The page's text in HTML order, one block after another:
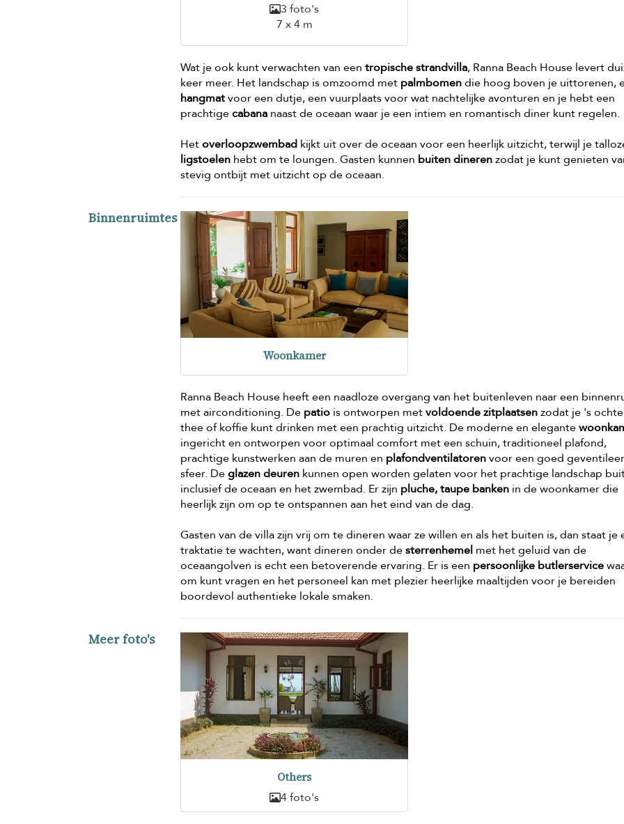
3 foto's
7 x 4 m
Wat je ook kunt verwachten van eentropische strandvilla, Ranna Beach House levert
keer meer. Het landschap is omzoomd met palmbomendie hoog boven je uittorenen,
hangmatvoor een dutje, een vuurplaats voor wat nachtelijke avonturen en je hebt een
prachtigecabana naast de oceaan waar je een intiem en romantisch diner kunt regelen.
Hetoverloopzwembad kijkt uit over de oceaan voor een heerlijk uitzicht, terwijl je
ligstoelen hebt om te loungen. Gasten kunnen buiten dinerenzodat je kunt genieten
stevig ontbijt met uitzicht op de oceaan.
Binnenruimtes
Woonkamer
Ranna Beach House heeft een naadloze overgang van het buitenleven naar een
met airconditioning. De patio is ontworpen metvoldoende zitplaatsenzodat je 's
thee of koffie kunt drinken met een prachtig uitzicht. De moderne en elegante
ingericht en ontworpen voor optimaal comfort met een schuin, traditioneel plafond,
prachtige kunstwerken aan de muren en plafondventilatorenvoor een goed
sfeer. Deglazen deuren kunnen open worden gelaten voor het prachtige landschap
inclusief de oceaan en het zwembad. Er zijn pluche, taupe banken in de woonkamer die
heerlijk zijn om op te ontspannen aan het eind van de dag.
Gasten van de villa zijn vrij om te dineren waar ze willen en als het buiten is, dan staat je
traktatie te wachten, want dineren onder desterrenhemel met het geluid van de
oceaangolven is echt een betoverende ervaring. Er is een persoonlijke butlerservice
om kunt vragen en het personeel kan met plezier heerlijke maaltijden voor je bereiden
boordevol authentieke lokale smaken.
Meer foto's
Others
4 foto's